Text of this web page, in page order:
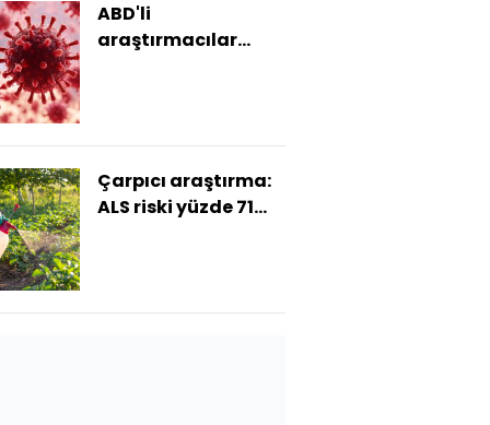
ABD'li
araştırmacılar
Çarpıcı araştırma:
ALS riski yüzde 71